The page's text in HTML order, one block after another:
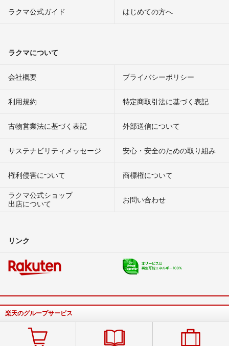
ラクマ公式ガイド はじめての方へ
ラクマについて
会社概要 プライバシーポリシー
利用規約 特定商取引法に基づく表記
古物営業法に基づく表記 外部送信について
サステナビリティメッセージ 安心・安全のための取り組み
権利侵害について
商標権について
ラクマ公式ショップ
出店について
お問い合わせ
リンク
楽天のグループサービス